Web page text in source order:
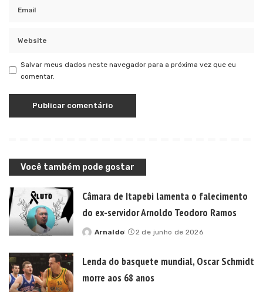
Salvar meus dados neste navegador para a próxima vez que eu
comentar.
Você também pode gostar
Câmara de Itapebi lamenta o falecimento
do ex-servidor Arnoldo Teodoro Ramos
Posted
Arnaldo 2 de junho de 2026
Lenda do basquete mundial, Oscar Schmidt
morre aos 68 anos